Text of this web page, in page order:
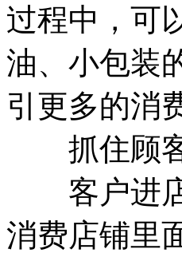
过程中，可
油、小包装
引更多的消
抓住顾客
客户进店
消费店铺里